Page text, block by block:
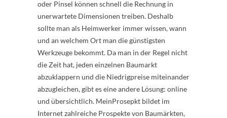
oder Pinsel können schnell die Rechnung in
unerwartete Dimensionen treiben. Deshalb
sollte man als Heimwerker immer wissen, wann
und an welchem Ort man die günstigsten
Werkzeuge bekommt. Da man in der Regel nicht
die Zeit hat, jeden einzelnen Baumarkt
abzuklappern und die Niedrigpreise miteinander
abzugleichen, gibt es eine andere Lösung: online
und übersichtlich. MeinProsepkt bildet im
Internet zahlreiche Prospekte von Baumärkten,